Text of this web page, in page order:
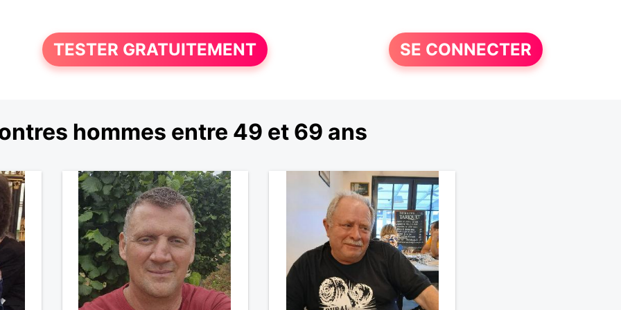
TESTER GRATUITEMENT SE CONNECTER
hommes entre 49 et 69 ans